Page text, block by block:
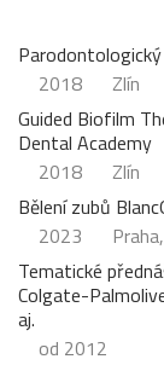
2018
Zlín
Guided Biofilm
Dental Academy
2018
Zlín
Bělení zubů
2023
Tematické
Colgate-
aj.
od 2012